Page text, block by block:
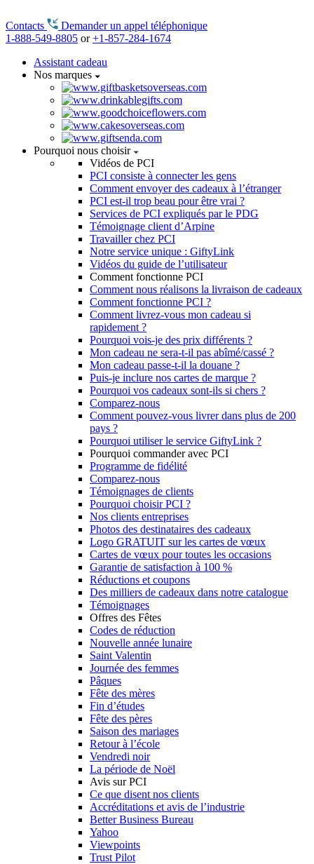
Contacts
Demander un appel téléphonique
1-888-549-8805 or+1-857-284-1674
Assistant cadeau
Nos marques
Pourquoi nous choisir
Vidéos de PCI
PCI consiste à connecter les gens
Comment envoyer des cadeaux à l’étranger
PCI est-il trop beau pour être vrai ?
Services de PCI expliqués par le PDG
Témoignage client d’Arpine
Travailler chez PCI
Notre service unique : GiftyLink
Vidéos du guide de l’utilisateur
Comment fonctionne PCI
Comment nous réalisons la livraison de cadeaux
Comment fonctionne PCI ?
Comment livrez-vous mon cadeau si
rapidement ?
Pourquoi vois-je des prix différents ?
Mon cadeau ne sera-t-il pas abîmé/cassé ?
Mon cadeau passe-t-il la douane ?
Puis-je inclure nos cartes de marque ?
Pourquoi vos cadeaux sont-ils si chers ?
Comparez-nous
Comment pouvez-vous livrer dans plus de 200
pays ?
Pourquoi utiliser le service GiftyLink ?
Pourquoi commander avec PCI
Programme de fidélité
Comparez-nous
Témoignages de clients
Pourquoi choisir PCI ?
Nos clients entreprises
Photos des destinataires des cadeaux
Logo GRATUIT sur les cartes de vœux
Cartes de vœux pour toutes les occasions
Garantie de satisfaction à 100 %
Réductions et coupons
Des milliers de cadeaux dans notre catalogue
Témoignages
Offres des Fêtes
Codes de réduction
Nouvelle année lunaire
Saint Valentin
Journée des femmes
Pâques
Fête des mères
Fin d’études
Fête des pères
Saison des mariages
Retour à l’école
Vendredi noir
La période de Noël
Avis sur PCI
Ce que disent nos clients
Accréditations et avis de l’industrie
Better Business Bureau
Yahoo
Viewpoints
Trust Pilot